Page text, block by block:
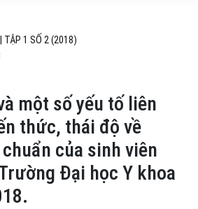
TẬP 1 SỐ 2 (2018)
một số yếu tố liên
thức, thái độ về
của sinh viên
Đại học Y khoa